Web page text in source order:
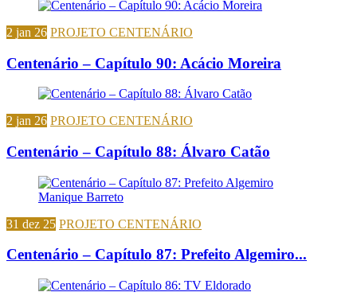
2 jan 26 PROJETO CENTENÁRIO
Centenário – Capítulo 90: Acácio Moreira
2 jan 26 PROJETO CENTENÁRIO
Centenário – Capítulo 88: Álvaro Catão
31 dez 25 PROJETO CENTENÁRIO
Centenário – Capítulo 87: Prefeito Algemiro...